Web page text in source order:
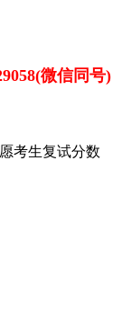
微信同号)
考生复试分数